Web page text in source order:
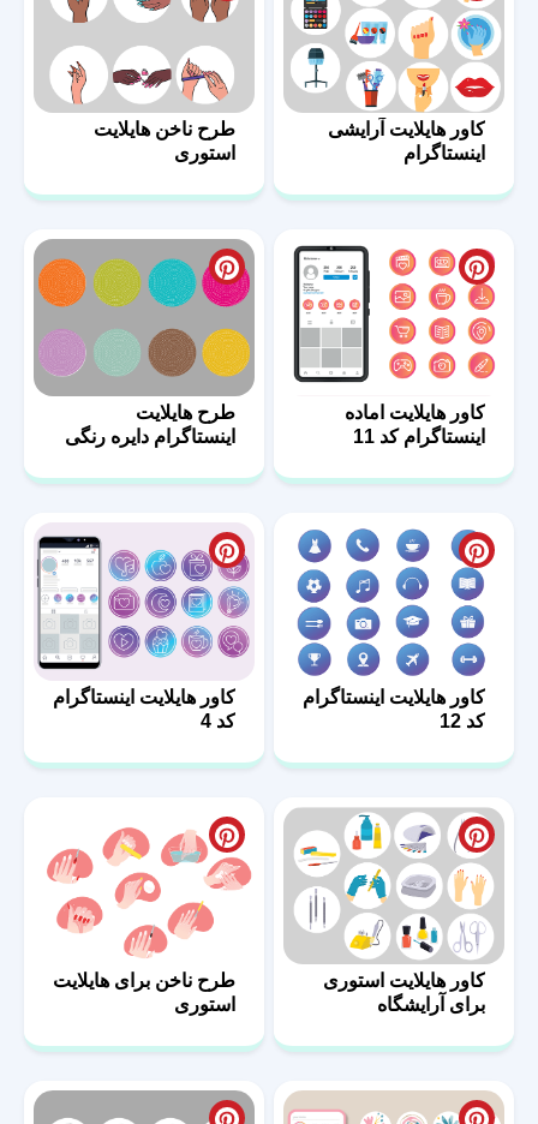
کاور هایلایت آرایشی
اینستاگرام
طرح ناخن هایلایت
استوری
کاور هایلایت اماده
اینستاگرام کد 11
طرح هایلایت
اینستاگرام دایره رنگی
کاور هایلایت اینستاگرام
کد 12
کاور هایلایت اینستاگرام
کد 4
کاور هایلایت استوری
برای آرایشگاه
طرح ناخن برای هایلایت
استوری